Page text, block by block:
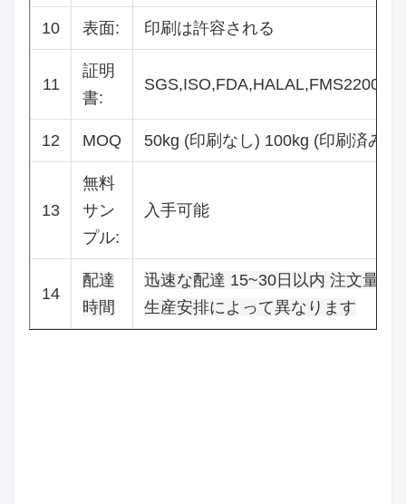
10 表面: 印刷は許容される
11
証明
書:
SGS,ISO,FDA,HALAL,FMS22000
12 MOQ 50kg (印刷なし) 100kg (印刷済み)
13
無料
サン
プル:
入手可能
14
配達
時間
迅速な配達 15~30日以内 注文量と
生産安排によって異なります